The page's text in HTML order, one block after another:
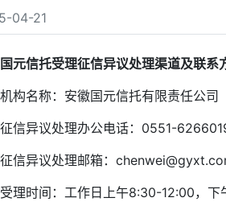
04-21
国元信托受理征信异议处理渠道及联系
机构名称：安徽国元信托有限责任公司
征信异议处理办公电话：0551-
征信异议处理邮箱：
受理时间：工作日上午8:30-12:00，下